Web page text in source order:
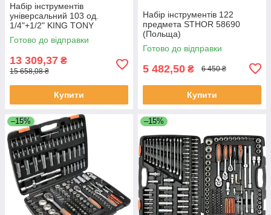
Набір інструментів
універсальний 103 од.
1/4"+1/2" KING TONY
7503MR (Тайвань)
Готово до відправки
13 309,37 ₴
15 658,08 ₴
Купити
Набір інструментів 122
предмета STHOR 58690
(Польща)
Готово до відправки
5 482,50 ₴ 6 450 ₴
Купити
–15% –15%